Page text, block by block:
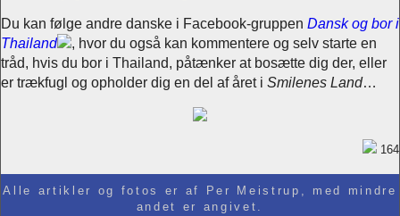
Du kan følge andre danske i Facebook-gruppen Dansk og bor i
Thailand
, hvor du også kan kommentere og selv starte en
tråd, hvis du bor i Thailand, påtænker at bosætte dig der, eller
er trækfugl og opholder dig en del af året i Smilenes Land…
164
Alle artikler og fotos er af Per Meistrup, med mindre
andet er angivet.